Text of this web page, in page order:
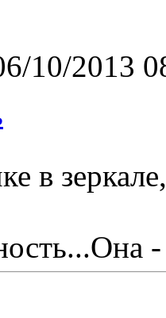
10/2013
в